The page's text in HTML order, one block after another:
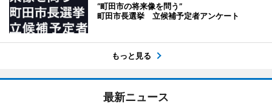
“町田市の将来像を問う”
町田市長選挙 立候補予定者アンケート
もっと見る
最新ニュース